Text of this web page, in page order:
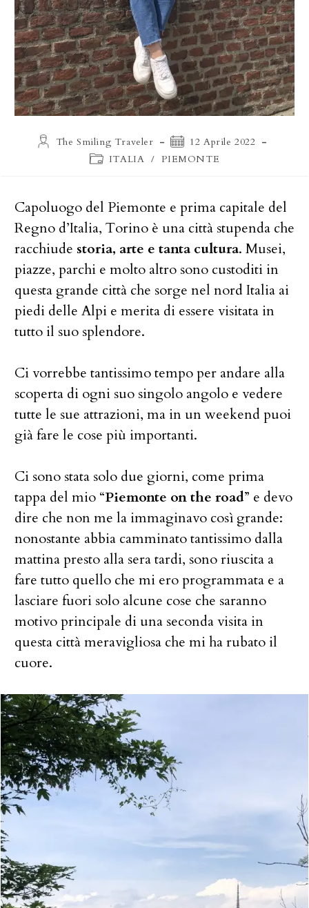
Autore
dell'articolo:
The Smiling Traveler
Articolo
pubblicato:
12 Aprile 2022
Categoria
ITALIA / PIEMONTE
Capoluogo del Piemonte e prima capitale del
Regno d’Italia, Torino è una città stupenda che
racchiude storia, arte e tanta cultura. Musei,
piazze, parchi e molto altro sono custoditi in
questa grande città che sorge nel nord Italia ai
piedi delle Alpi e merita di essere visitata in
tutto il suo splendore.
Ci vorrebbe tantissimo tempo per andare alla
scoperta di ogni suo singolo angolo e vedere
tutte le sue attrazioni, ma in un weekend puoi
già fare le cose più importanti.
Ci sono stata solo due giorni, come prima
tappa del mio “Piemonte on the road” e devo
dire che non me la immaginavo così grande:
nonostante abbia camminato tantissimo dalla
mattina presto alla sera tardi, sono riuscita a
fare tutto quello che mi ero programmata e a
lasciare fuori solo alcune cose che saranno
motivo principale di una seconda visita in
questa città meravigliosa che mi ha rubato il
cuore.